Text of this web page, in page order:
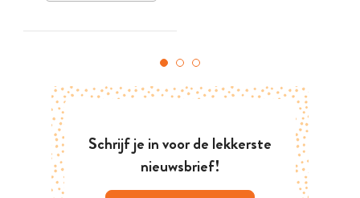
Schrijf je in voor de lekkerste
nieuwsbrief!